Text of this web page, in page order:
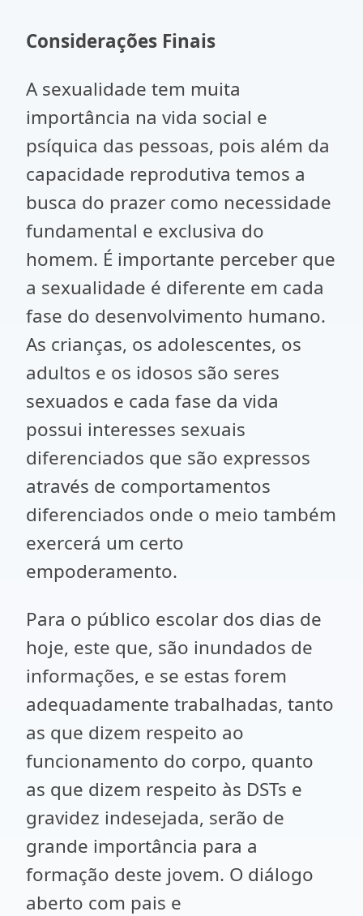
Considerações Finais
A sexualidade tem muita
importância na vida social e
psíquica das pessoas, pois além da
capacidade reprodutiva temos a
busca do prazer como necessidade
fundamental e exclusiva do
homem. É importante perceber que
a sexualidade é diferente em cada
fase do desenvolvimento humano.
As crianças, os adolescentes, os
adultos e os idosos são seres
sexuados e cada fase da vida
possui interesses sexuais
diferenciados que são expressos
através de comportamentos
diferenciados onde o meio também
exercerá um certo
empoderamento.
Para o público escolar dos dias de
hoje, este que, são inundados de
informações, e se estas forem
adequadamente trabalhadas, tanto
as que dizem respeito ao
funcionamento do corpo, quanto
as que dizem respeito às DSTs e
gravidez indesejada, serão de
grande importância para a
formação deste jovem. O diálogo
aberto com pais e